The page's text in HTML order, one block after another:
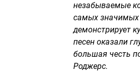
незабываемые
самых значимых
демонстрирует
песен оказали
большая честь
Роджерс.